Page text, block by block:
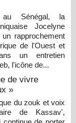
au Sénégal, la
Jocelyne
rapprochement
de l'Ouest et
un entretien
l'icône de...
de vivre
»
du zouk et voix
de Kassav',